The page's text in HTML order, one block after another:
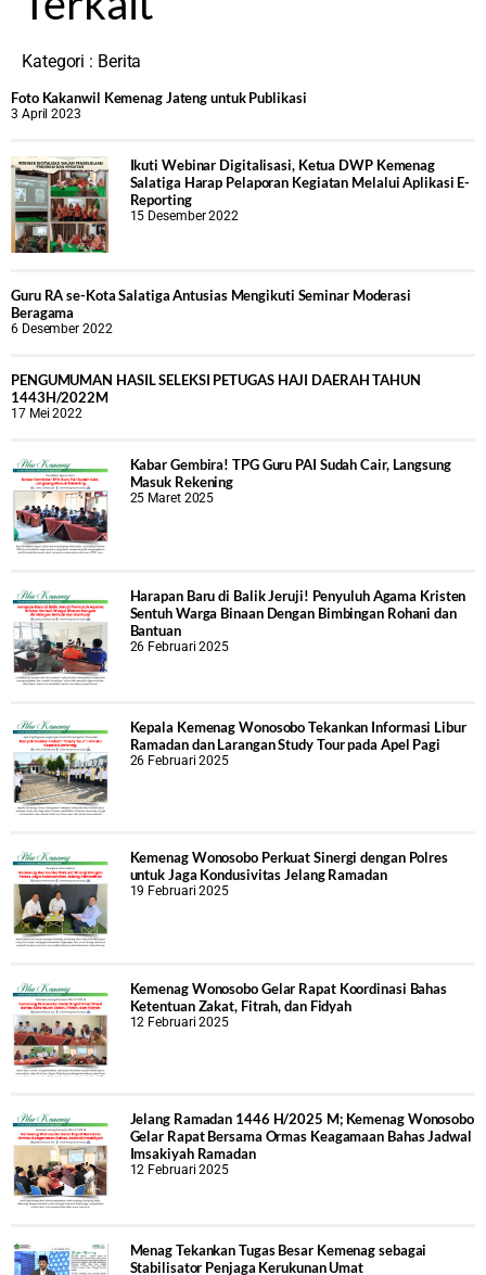
Kategori : Berita
Foto Kakanwil Kemenag Jateng untuk Publikasi
3 April 2023
Ikuti Webinar Digitalisasi, Ketua DWP Kemenag
Salatiga Harap Pelaporan Kegiatan Melalui Aplikasi E-
Reporting
15 Desember 2022
Guru RA se-Kota Salatiga Antusias Mengikuti Seminar Moderasi
Beragama
6 Desember 2022
PENGUMUMAN HASIL SELEKSI PETUGAS HAJI DAERAH TAHUN
1443H/2022M
17 Mei 2022
Kabar Gembira! TPG Guru PAI Sudah Cair, Langsung
Masuk Rekening
25 Maret 2025
Harapan Baru di Balik Jeruji! Penyuluh Agama Kristen
Sentuh Warga Binaan Dengan Bimbingan Rohani dan
Bantuan
26 Februari 2025
Kepala Kemenag Wonosobo Tekankan Informasi Libur
Ramadan dan Larangan Study Tour pada Apel Pagi
26 Februari 2025
Kemenag Wonosobo Perkuat Sinergi dengan Polres
untuk Jaga Kondusivitas Jelang Ramadan
19 Februari 2025
Kemenag Wonosobo Gelar Rapat Koordinasi Bahas
Ketentuan Zakat, Fitrah, dan Fidyah
12 Februari 2025
Jelang Ramadan 1446 H/2025 M; Kemenag Wonosobo
Gelar Rapat Bersama Ormas Keagamaan Bahas Jadwal
Imsakiyah Ramadan
12 Februari 2025
Menag Tekankan Tugas Besar Kemenag sebagai
Stabilisator Penjaga Kerukunan Umat